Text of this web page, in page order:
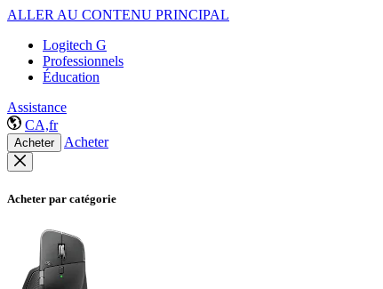
ALLER AU CONTENU PRINCIPAL
Logitech G
Professionnels
Éducation
Assistance
CA,fr
Acheter Acheter
Acheter par catégorie